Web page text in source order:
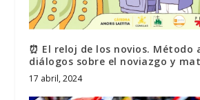
⏰ El reloj de los novios. Método
diálogos sobre el noviazgo y
17 abril, 2024